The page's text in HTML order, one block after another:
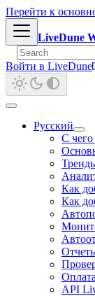
Перейти к
LiveDune
Войти в LiveDune
Русский
С чего
Как
Как
Оплата
API